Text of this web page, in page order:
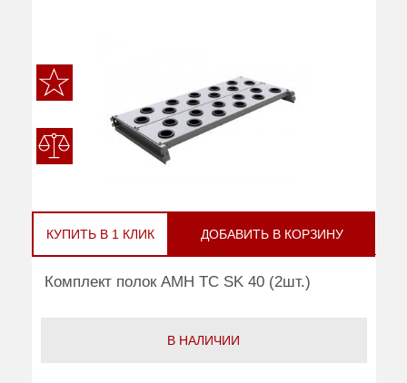
КУПИТЬ В 1 КЛИК ДОБАВИТЬ В КОРЗИНУ
Комплект полок AMH TC SK 40 (2шт.)
В НАЛИЧИИ